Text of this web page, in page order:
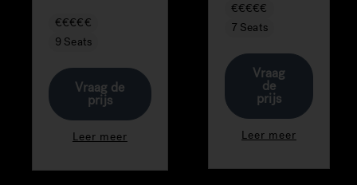
€€€€€
9 Seats
Vraag de
prijs
Leer meer
€€€€€
7 Seats
Vraag
de
prijs
Leer meer